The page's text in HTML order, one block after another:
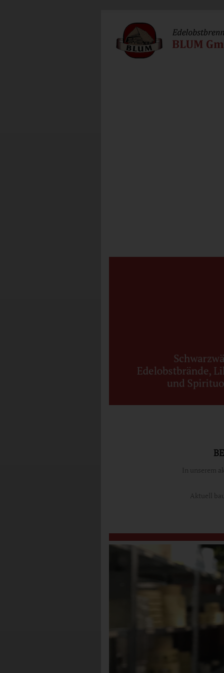
In unserem
Aktuell